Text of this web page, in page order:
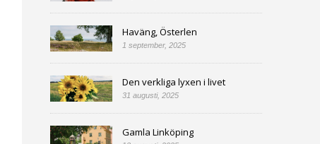
Haväng, Österlen
1 september, 2025
Den verkliga lyxen i livet
31 augusti, 2025
Gamla Linköping